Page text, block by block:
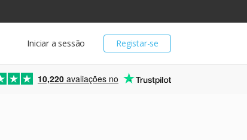
Registar-se
Iniciar a sessão
10,220 avaliações no